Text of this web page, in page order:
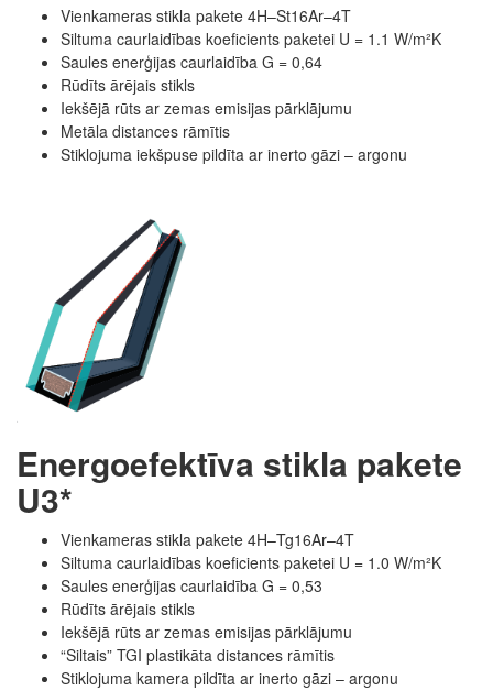
Vienkameras stikla pakete 4H–St16Ar–4T
Siltuma caurlaidības koeficients paketei U = 1.1 W/m²K
Saules enerģijas caurlaidība G = 0,64
Rūdīts ārējais stikls
Iekšējā rūts ar zemas emisijas pārklājumu
Metāla distances rāmītis
Stiklojuma iekšpuse pildīta ar inerto gāzi – argonu
Energoefektīva stikla pakete
U3*
Vienkameras stikla pakete 4H–Tg16Ar–4T
Siltuma caurlaidības koeficients paketei U = 1.0 W/m²K
Saules enerģijas caurlaidība G = 0,53
Rūdīts ārējais stikls
Iekšējā rūts ar zemas emisijas pārklājumu
“Siltais” TGI plastikāta distances rāmītis
Stiklojuma kamera pildīta ar inerto gāzi – argonu